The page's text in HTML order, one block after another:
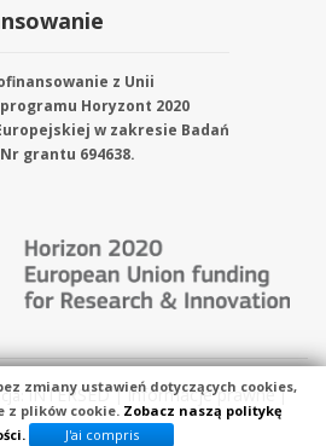
z Unii
Horyzont 2020
w zakresie Badań
grantu 694638.
INTERSED|Informacje prawne|
zmiany ustawień dotyczących cookies,
z plików cookie. Zobacz naszą politykę